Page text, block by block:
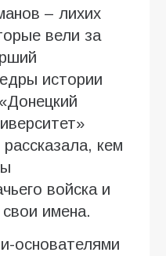
– лихих
вели за
истории
кем
войска и
имена.
основателями